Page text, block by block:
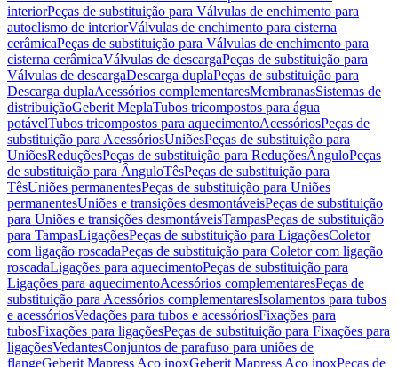
interiorPeças de substituição para Válvulas de enchimento para
autoclismo de interiorVálvulas de enchimento para cisterna
cerâmicaPeças de substituição para Válvulas de enchimento para
cisterna cerâmicaVálvulas de descargaPeças de substituição para
Válvulas de descargaDescarga duplaPeças de substituição para
Descarga duplaAcessórios complementaresMembranasSistemas de
distribuiçãoGeberit MeplaTubos tricompostos para água
potávelTubos tricompostos para aquecimentoAcessóriosPeças de
substituição para AcessóriosUniõesPeças de substituição para
UniõesReduçõesPeças de substituição para ReduçõesÂnguloPeças
de substituição para ÂnguloTêsPeças de substituição para
TêsUniões permanentesPeças de substituição para Uniões
permanentesUniões e transições desmontáveisPeças de substituição
para Uniões e transições desmontáveisTampasPeças de substituição
para TampasLigaçõesPeças de substituição para LigaçõesColetor
com ligação roscadaPeças de substituição para Coletor com ligação
roscadaLigações para aquecimentoPeças de substituição para
Ligações para aquecimentoAcessórios complementaresPeças de
substituição para Acessórios complementaresIsolamentos para tubos
e acessóriosVedações para tubos e acessóriosFixações para
tubosFixações para ligaçõesPeças de substituição para Fixações para
ligaçõesVedantesConjuntos de parafuso para uniões de
flangeGeberit Mapress Aço inoxGeberit Mapress Aço inoxPeças de